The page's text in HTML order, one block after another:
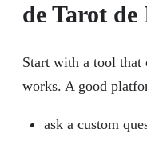
de Tarot
Start with a tool that
works. A good
ask a custom